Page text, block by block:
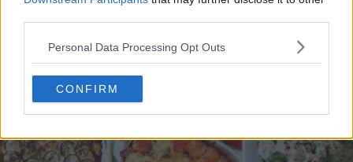
Personal Data Processing Opt Outs
CONFIRM